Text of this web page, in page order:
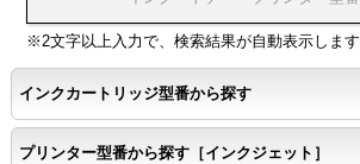
浸透性テスト用のサンプルを印刷する。
任意の色を背景として使用し、
背景と違う色で8号サイズのArialフォントで
鮮明に印刷できること。
※2文字以上入力で、検索結果が自動表示します
インクカートリッジ型番から探す
プリンター型番から探す［インクジェット］